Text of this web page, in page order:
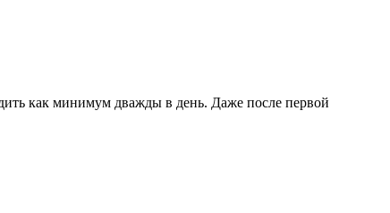
как минимум дважды в день. Даже после первой